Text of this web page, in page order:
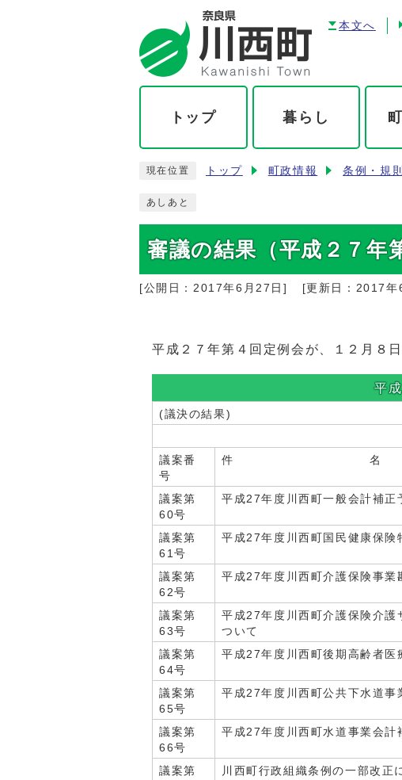
本文へ
トップ 暮らし
現在位置 トップ 町政情報 条例・規
あしあと
審議の結果（平成２７年
[公開日： 2017年6月27日 ] [更新日： 2017年
平成２７年第４回定例会が、１２月８
平
(議決の結果)
議案番
号
件 名
議案第
60号
平成27年度川西町一般会計補正
議案第
61号
平成27年度川西町国民健康保険
議案第
62号
平成27年度川西町介護保険事業
議案第
63号
平成27年度川西町介護保険介護
ついて
議案第
64号
平成27年度川西町後期高齢者医
議案第
65号
平成27年度川西町公共下水道事
議案第
66号
平成27年度川西町水道事業会計
議案第
川西町行政組織条例の一部改正